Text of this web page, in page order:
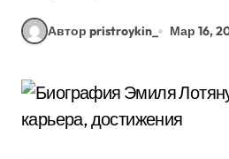
Автор pristroykin_ Мар 16,